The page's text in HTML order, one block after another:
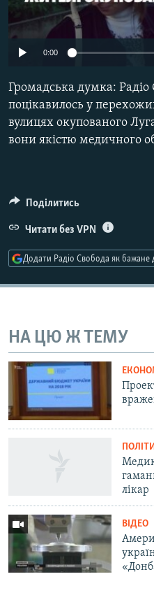
МУЛЬТИМЕДІА
ФОТО
ПОДКАСТИ
КРИМ РЕАЛІЇ
РУС
КТАТ
ДОЛУЧАЙСЯ!
Усі сайти RFE/RL
0:00
Громадська думка: Радіо
поцікавилось у
вулицях окупованого
вони якістю медичного
Поділитись
Читати без VPN
Додати Радіо Свобода як бажане
НА ЦЮ Ж ТЕМУ
лікар
ВІДЕО